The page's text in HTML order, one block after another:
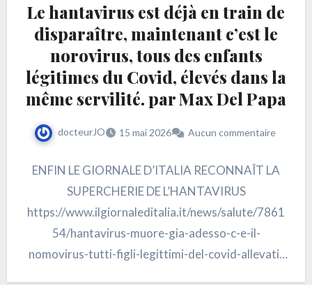
Le hantavirus est déjà en train de
disparaître, maintenant c’est le
norovirus, tous des enfants
légitimes du Covid, élevés dans la
même servilité. par Max Del Papa
docteurJO 15 mai 2026 Aucun commentaire
ENFIN LE GIORNALE D’ITALIA RECONNAÎT LA
SUPERCHERIE DE L’HANTAVIRUS
https://www.ilgiornaleditalia.it/news/salute/7861
54/hantavirus-muore-gia-adesso-c-e-il-
nomovirus-tutti-figli-legittimi-del-covid-allevati-